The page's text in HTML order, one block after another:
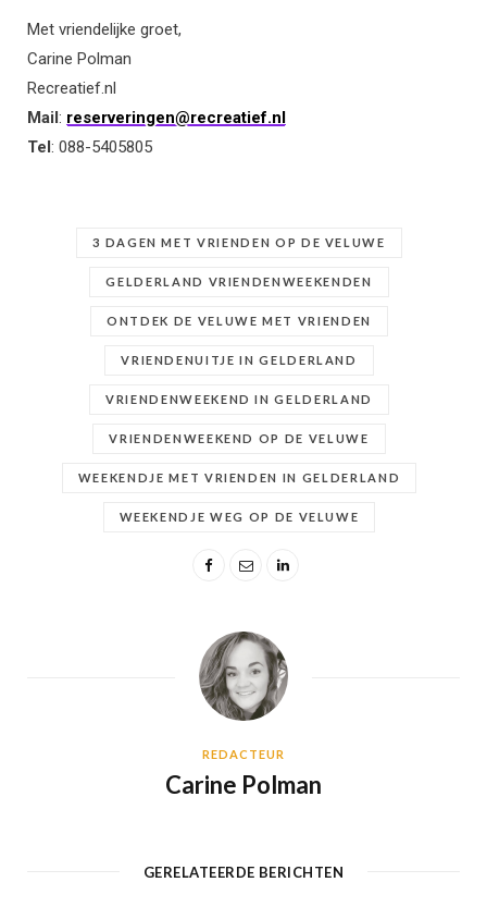
Met vriendelijke groet,
Carine Polman
Recreatief.nl
Mail: reserveringen@recreatief.nl
Tel: 088-5405805
3 DAGEN MET VRIENDEN OP DE VELUWE
GELDERLAND VRIENDENWEEKENDEN
ONTDEK DE VELUWE MET VRIENDEN
VRIENDENUITJE IN GELDERLAND
VRIENDENWEEKEND IN GELDERLAND
VRIENDENWEEKEND OP DE VELUWE
WEEKENDJE MET VRIENDEN IN GELDERLAND
WEEKENDJE WEG OP DE VELUWE
REDACTEUR
Carine Polman
GERELATEERDE BERICHTEN